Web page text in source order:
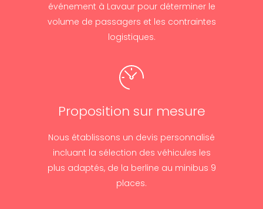
événement à Lavaur pour déterminer le
volume de passagers et les contraintes
logistiques.
Proposition sur mesure
Nous établissons un devis personnalisé
incluant la sélection des véhicules les
plus adaptés, de la berline au minibus 9
places.